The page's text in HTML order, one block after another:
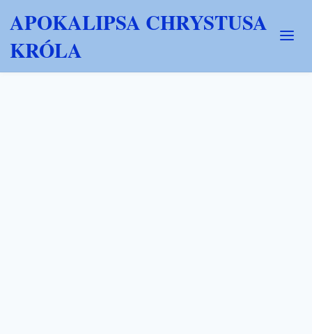
APOKALIPSA CHRYSTUSA
KRÓLA